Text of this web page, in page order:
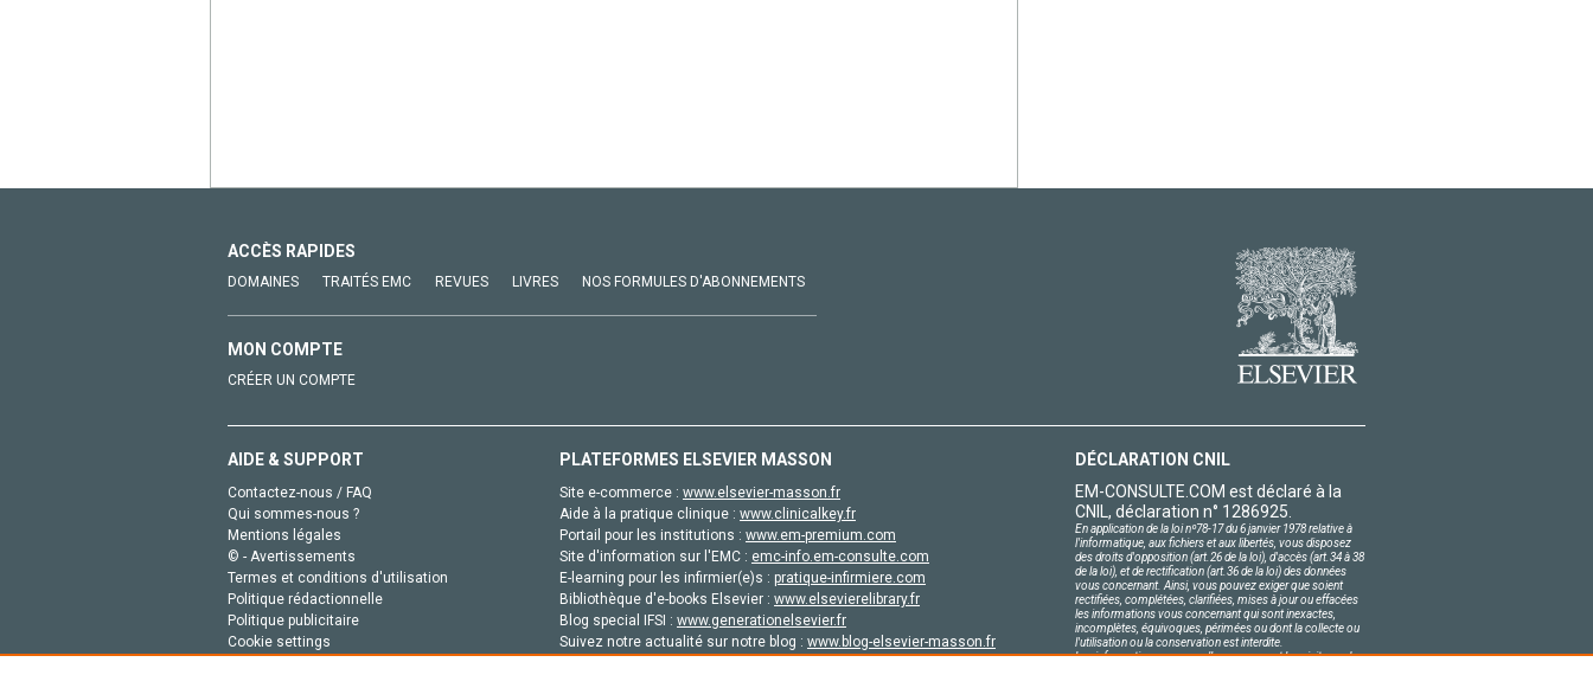
ACCÈS RAPIDES
DOMAINES TRAITÉS EMC REVUES LIVRES NOS FORMULES D'ABONNEMENTS
MON COMPTE
CRÉER UN COMPTE
AIDE & SUPPORT
Contactez-nous / FAQ
Qui sommes-nous ?
Mentions légales
© - Avertissements
Termes et conditions d'utilisation
Politique rédactionnelle
Politique publicitaire
Cookie settings
PLATEFORMES ELSEVIER MASSON
Site e-commerce : www.elsevier-masson.fr
Aide à la pratique clinique : www.clinicalkey.fr
Portail pour les institutions : www.em-premium.com
Site d'information sur l'EMC : emc-info.em-consulte.com
E-learning pour les infirmier(e)s : pratique-infirmiere.com
Bibliothèque d'e-books Elsevier : www.elsevierelibrary.fr
Blog special IFSI : www.generationelsevier.fr
Suivez notre actualité sur notre blog : www.blog-elsevier-masson.fr
DÉCLARATION CNIL
EM-CONSULTE.COM est déclaré à la
CNIL, déclaration n° 1286925.
En application de la loi nº78-17 du 6 janvier 1978 relative à
l'informatique, aux fichiers et aux libertés, vous disposez
des droits d'opposition (art.26 de la loi), d'accès (art.34 à 38
de la loi), et de rectification (art.36 de la loi) des données
vous concernant. Ainsi, vous pouvez exiger que soient
rectifiées, complétées, clarifiées, mises à jour ou effacées
les informations vous concernant qui sont inexactes,
incomplètes, équivoques, périmées ou dont la collecte ou
l'utilisation ou la conservation est interdite.
Les informations personnelles concernant les visiteurs de